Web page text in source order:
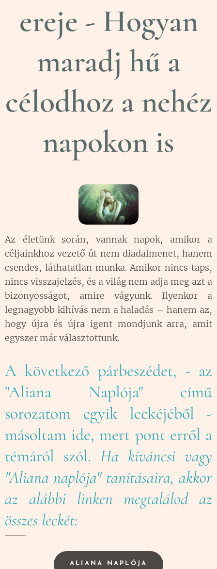
ereje - Hogyan
maradj hű a
célodhoz a nehéz
napokon is
Az életünk során, vannak napok, amikor a
céljainkhoz vezető út nem diadalmenet, hanem
csendes, láthatatlan munka. Amikor nincs taps,
nincs visszajelzés, és a világ nem adja meg azt a
bizonyosságot, amire vágyunk. Ilyenkor a
legnagyobb kihívás nem a haladás – hanem az,
hogy újra és újra igent mondjunk arra, amit
egyszer már választottunk.
A következő párbeszédet, - az
"Aliana Naplója" című
sorozatom egyik leckéjéből -
másoltam ide, mert pont erről a
témáról szól. Ha kíváncsi vagy
"Aliana naplója" tanításaira, akkor
az alábbi linken megtalálod az
összes leckét:👇
ALIANA NAPLÓJA